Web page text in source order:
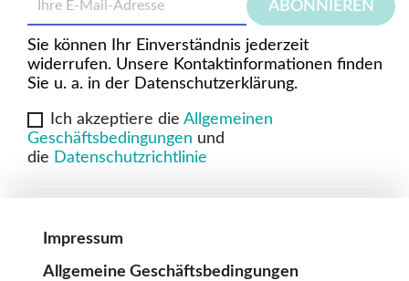
Sie können Ihr Einverständnis jederzeit
widerrufen. Unsere Kontaktinformationen finden
Sie u. a. in der Datenschutzerklärung.
Ich akzeptiere die Allgemeinen
Geschäftsbedingungen und
die Datenschutzrichtlinie
Impressum
Allgemeine Geschäftsbedingungen